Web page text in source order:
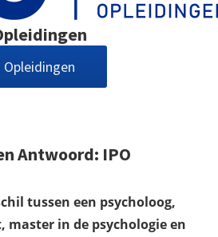
Opleidingen
Antwoord: IPO
tussen een psycholoog,
master in de psychologie en